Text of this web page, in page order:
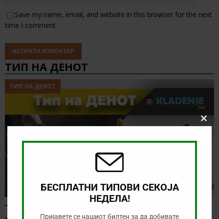
Save my name, email, and website in this browser for the next
time I comment.
ТИП НА ДЕНОТ
ТИП НА ДЕНОТ
ТИП НА ДЕНОТ (06.08.2026, 17:00) ИНТЕР
БЕСПЛАТНИ ТИПОВИ СЕКОЈА
НЕДЕЛА!
Пријавете се нашиот билтен за да добивате